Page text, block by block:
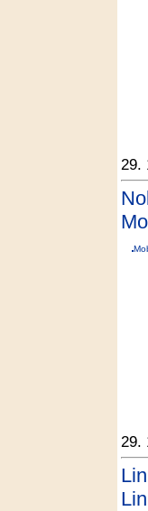
29.
29.